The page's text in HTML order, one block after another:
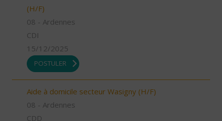
(H/F)
08 - Ardennes
CDI
15/12/2025
POSTULER
Aide à domicile secteur Wasigny (H/F)
08 - Ardennes
CDD